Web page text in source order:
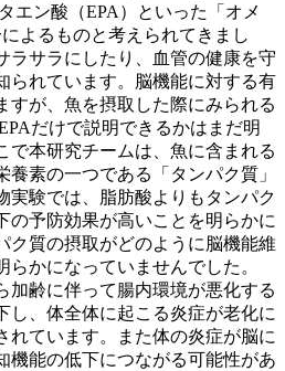
エン酸（EPA）といった「オメ
よるものと考えられてきまし
ラサラにしたり、血管の健康を守
られています。脳機能に対する有
すが、魚を摂取した際にみられる
だけで説明できるかはまだ明
で本研究チームは、魚に含まれる
養素の一つである「タンパク質」
実験では、脂肪酸よりもタンパク
の予防効果が高いことを明らかに
ク質の摂取がどのように脳機能維
かになっていませんでした。
齢に伴って腸内環境が悪化する
し、体全体に起こる炎症が老化に
れています。また体の炎症が脳に
機能の低下につながる可能性があ